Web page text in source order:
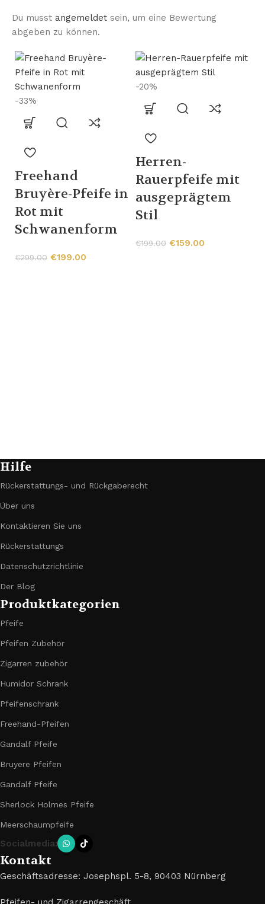
Du musst angemeldet sein, um eine Bewertung
abgeben zu können.
-33%
Freehand
Bruyère-Pfeife in
Rot mit
Schwanenform
€299.00 €199.00
-20%
Herren-
Rauerpfeife mit
ausgeprägtem
Stil
€199.00 €159.00
Hilfe
Rückerstattungs- und Rückgaberecht
Über uns
Kontaktieren Sie uns
Rückerstattungs
Datenschutzrichtlinie
Der Blog
Produktkategorien
Pfeife
Pfeifen Zubehör
Zigarren zubehör
Humidor Schrank
Pfeifenschrank
Freehand-Pfeifen
Gandalf Pfeife
Bruyere Pfeifen
Gandalf Pfeife
Sherlock Holmes Pfeife
Meerschaumpfeife
Socialmedia:
Kontakt
Geschäftsadresse: Josephspl. 5-8, 90403 Nürnberg